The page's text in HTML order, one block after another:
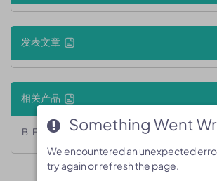
发表文章
相关产品
B-Fat2 KO miceSomething Went
We encountered an unexpected
try again or refresh the page.
Something Went
We encountered an unexpected
try again or refresh the page.